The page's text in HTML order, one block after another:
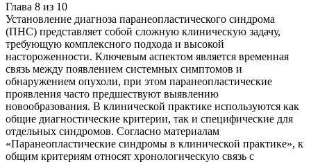
Глава 8 из 10
Установление диагноза паранеопластического синдрома
(ПНС) представляет собой сложную клиническую задачу,
требующую комплексного подхода и высокой
настороженности. Ключевым аспектом является временная
связь между появлением системных симптомов и
обнаружением опухоли, при этом паранеопластические
проявления часто предшествуют выявлению
новообразования. В клинической практике используются как
общие диагностические критерии, так и специфические для
отдельных синдромов. Согласно материалам
«Паранеопластические синдромы в клинической практике», к
общим критериям относят хронологическую связь с